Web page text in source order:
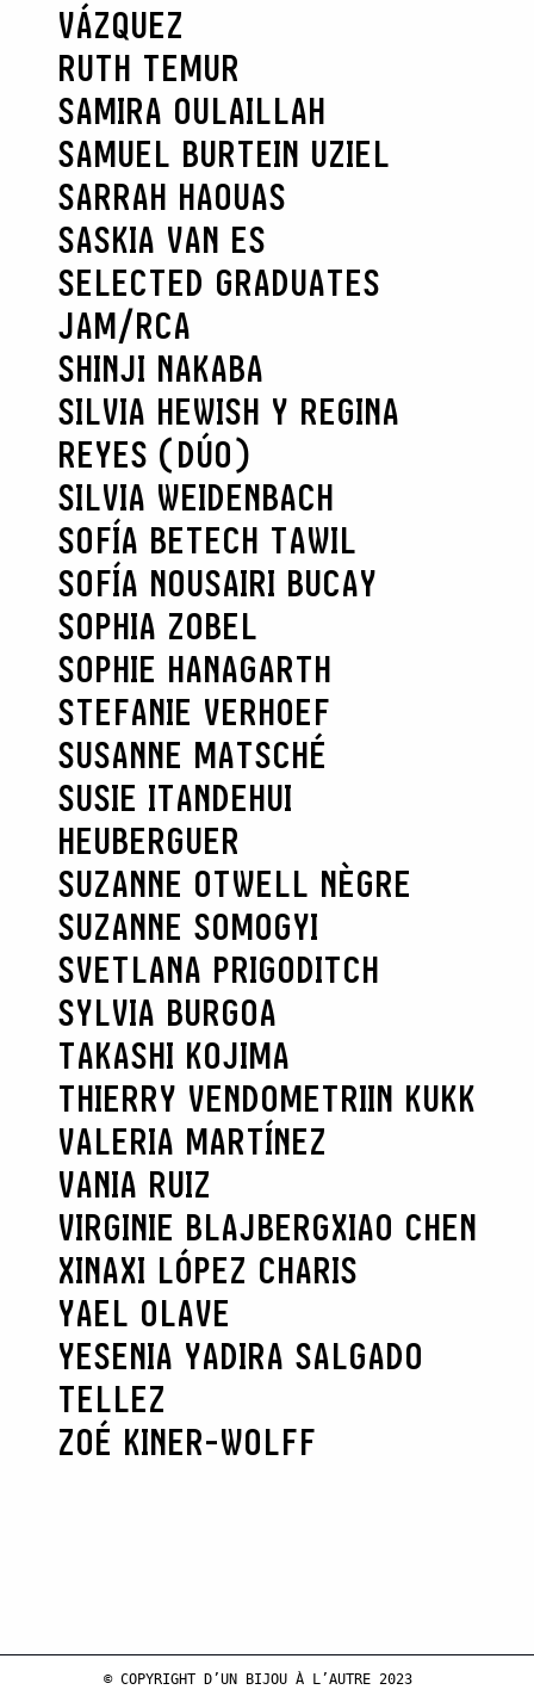
VÁZQUEZ
RUTH TEMUR
SAMIRA OULAILLAH
SAMUEL BURTEIN UZIEL
SARRAH HAOUAS
SASKIA VAN ES
SELECTED GRADUATES
JAM/RCA
SHINJI NAKABA
SILVIA HEWISH Y REGINA
REYES (DÚO)
SILVIA WEIDENBACH
SOFÍA BETECH TAWIL
SOFÍA NOUSAIRI BUCAY
SOPHIA ZOBEL
SOPHIE HANAGARTH
STEFANIE VERHOEF
SUSANNE MATSCHÉ
SUSIE ITANDEHUI
HEUBERGUER
SUZANNE OTWELL NÈGRE
SUZANNE SOMOGYI
SVETLANA PRIGODITCH
SYLVIA BURGOA
TAKASHI KOJIMA
THIERRY VENDOMETRIIN KUKK
VALERIA MARTÍNEZ
VANIA RUIZ
VIRGINIE BLAJBERGXIAO CHEN
XINAXI LÓPEZ CHARIS
YAEL OLAVE
YESENIA YADIRA SALGADO
TELLEZ
ZOÉ KINER-WOLFF
© COPYRIGHT D’UN BIJOU À L’AUTRE 2023